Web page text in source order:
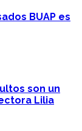
BUAP es
son un
Lilia